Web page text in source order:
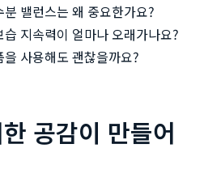
밸런스는 왜 중요한가요?
지속력이 얼마나 오래가나요?
사용해도 괜찮을까요?
공감이 만들어